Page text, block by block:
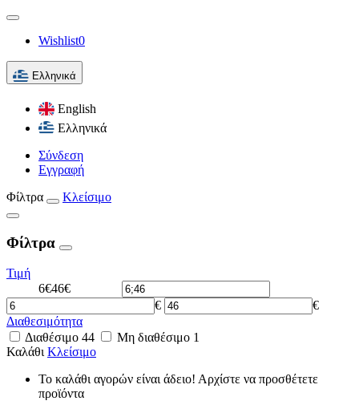
Wishlist0
Ελληνικά
English
Ελληνικά
Σύνδεση
Εγγραφή
Φίλτρα
Κλείσιμο
Φίλτρα
Τιμή
6€46€
€
€
Διαθεσιμότητα
Διαθέσιμο 44 Μη διαθέσιμο 1
Καλάθι Κλείσιμο
Το καλάθι αγορών είναι άδειο! Αρχίστε να προσθέτετε
προϊόντα